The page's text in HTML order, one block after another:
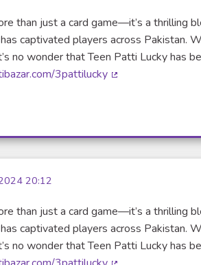
than just a card game—it’s a thrilling
captivated players across Pakistan.
no wonder that Teen Patti Lucky has
3pattilucky
20:12
than just a card game—it’s a thrilling
captivated players across Pakistan.
no wonder that Teen Patti Lucky has